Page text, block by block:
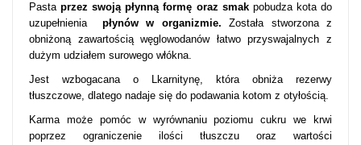
Pastaprzez swoją płynną formę oraz smakpobudza kota do
uzupełnienia płynów w organizmie.Została stworzona z
obniżoną zawartością węglowodanów łatwo przyswajalnych z
dużym udziałem surowego włókna.
Jest wzbogacana o Lkarnitynę, która obniża rezerwy
tłuszczowe, dlatego nadaje się do podawania kotom z otyłością.
Karma może pomóc w wyrównaniu poziomu cukru we krwi
poprzez ograniczenie ilości tłuszczu oraz wartości